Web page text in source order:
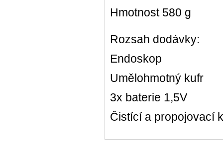
Hmotnost 580 g
Rozsah dodávky:
Endoskop
Umělohmotný kufr
3x baterie 1,5V
Čistící a propojovací